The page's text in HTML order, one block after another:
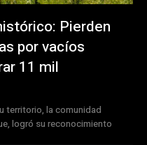
Pierden
por vacíos
11 mil
territorio, la comunidad
logró su reconocimiento